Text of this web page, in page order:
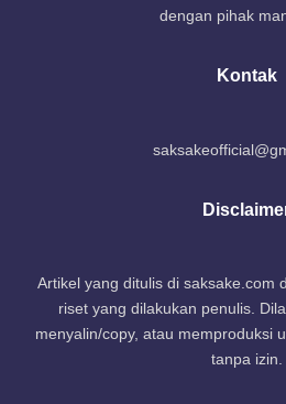
dengan pihak
Kontak
Artikel yang ditulis di saksake.com
riset yang dilakukan penulis.
menyalin/copy, atau memproduksi
tanpa izin.